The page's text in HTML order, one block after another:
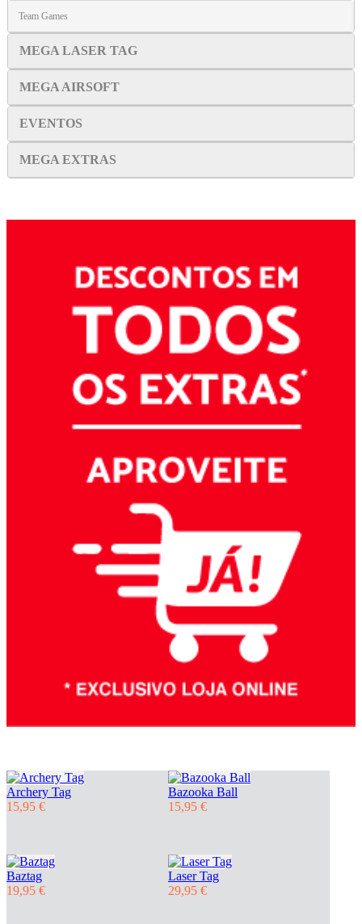
Team Games
MEGA LASER TAG
MEGA AIRSOFT
EVENTOS
MEGA EXTRAS
Archery Tag
15,95 €
Bazooka Ball
15,95 €
Baztag
19,95 €
Laser Tag
29,95 €